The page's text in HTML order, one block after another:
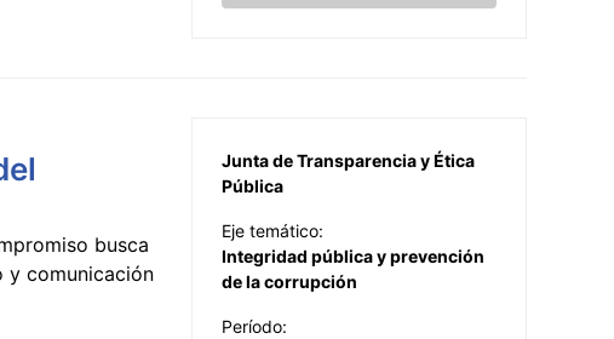
busca
y comunicación
Junta de Transparencia y Ética
Pública
Eje temático:
Integridad pública y prevención
de la corrupción
Período: